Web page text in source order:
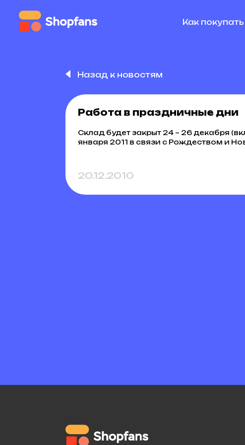
Как
Назад к новостям
Работа в праздничные дни
Склад будет закрыт 24 – 26 декабря
января 2011 в связи с Рождеством и
20.12.2010